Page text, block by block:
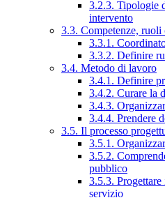
3.2.3. Tipologie
intervento
3.3. Competenze,
3.3.1.
3.3.2. Definire
3.4. Metodo di lavoro
3.4.1. Definire
3.4.2. Curare la
3.4.3.
3.4.4. Prendere
3.5. Il processo
3.5.1.
3.5.2.
pubblico
3.5.3. Progettare
servizio